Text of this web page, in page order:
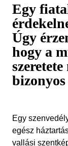
Egy
Úgy
hogy a
Egy
egész
vallási